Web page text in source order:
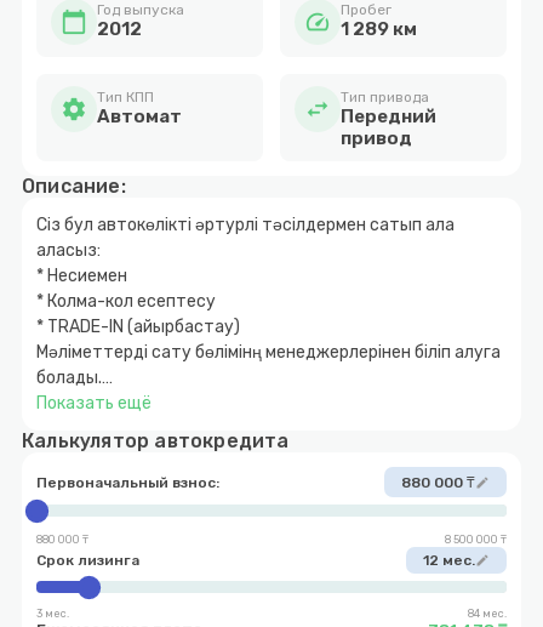
calendar_today Год выпуска
2012 speed Пробег
1 289 км
settings Тип КПП
Автомат swap_horiz Тип привода
Передний
привод
Описание:
Сіз бул автокөлікті әртурлі тәсілдермен сатып ала
аласыз:
* Несиемен
* Колма-кол есептесу
* TRADE-IN (айырбастау)
Мәліметтерді сату бөлімінң менеджерлерінен біліп алуга
болады.
способами:
* Автокредит
* Наличный расчет
* TRADE-IN (обмен)
* Первоначальный взнос 10%
Показать ещё
Калькулятор автокредита
Первоначальный взнос: 880 000 ₸edit
880 000 ₸ 8 500 000 ₸
Срок лизинга 12 мес.edit
3 мес. 84 мес.